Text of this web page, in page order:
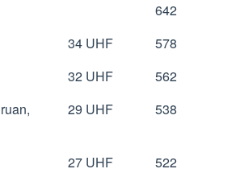
642
34 UHF
578
32 UHF
562
29 UHF 538
27 UHF
522